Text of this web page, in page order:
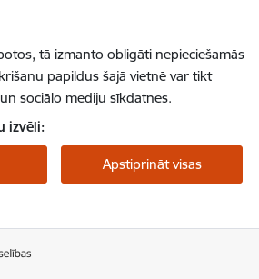
tā izmanto obligāti nepieciešamās
papildus šajā vietnē var tikt
sociālo mediju sīkdatnes.
izvēli:
Apstiprināt visas